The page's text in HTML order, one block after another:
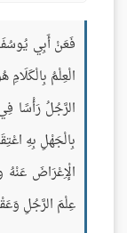
فَعَنْ أَبِي يُوسُفَ
الْعِلْمُ
الرَّجُلُ رَأْسًا
بِالْجَهْلِ بِهِ
الْإِعْرَاضَ عَنْهُ
عِلْمَ الرَّجُلِ